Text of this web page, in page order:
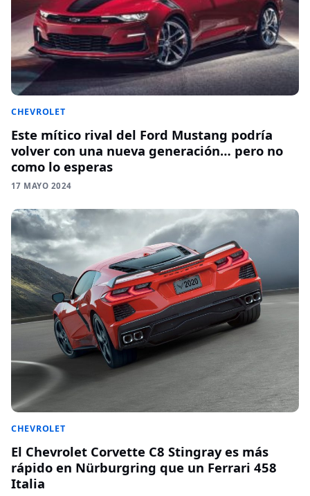
CHEVROLET
Este mítico rival del Ford Mustang podría
volver con una nueva generación… pero no
como lo esperas
17 MAYO 2024
CHEVROLET
El Chevrolet Corvette C8 Stingray es más
rápido en Nürburgring que un Ferrari 458
Italia